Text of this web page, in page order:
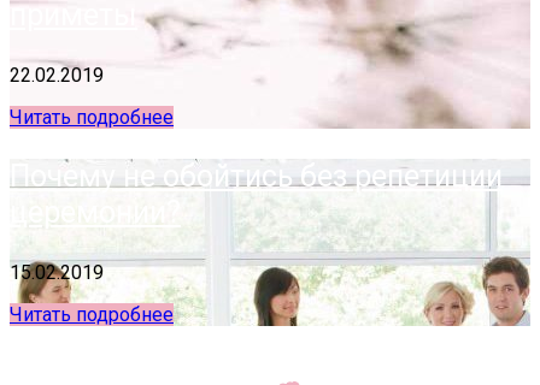
приметы
22.02.2019
Читать подробнее
Почему не обойтись без репетиции
церемонии?
15.02.2019
Читать подробнее